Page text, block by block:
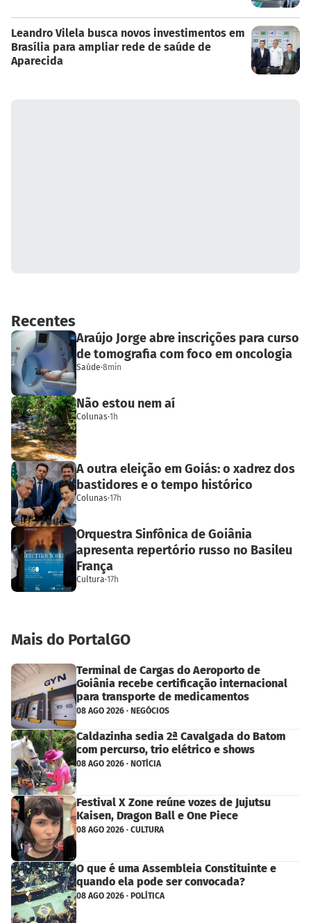
Leandro Vilela busca novos investimentos em
Brasília para ampliar rede de saúde de
Aparecida
Recentes
Araújo Jorge abre inscrições para curso
de tomografia com foco em oncologia
Saúde·8min
Não estou nem aí
Colunas·1h
A outra eleição em Goiás: o xadrez dos
bastidores e o tempo histórico
Colunas·17h
Orquestra Sinfônica de Goiânia
apresenta repertório russo no Basileu
França
Cultura·17h
Mais do PortalGO
Terminal de Cargas do Aeroporto de
Goiânia recebe certificação internacional
para transporte de medicamentos
08 AGO 2026 · NEGÓCIOS
Caldazinha sedia 2ª Cavalgada do Batom
com percurso, trio elétrico e shows
08 AGO 2026 · NOTÍCIA
Festival X Zone reúne vozes de Jujutsu
Kaisen, Dragon Ball e One Piece
08 AGO 2026 · CULTURA
O que é uma Assembleia Constituinte e
quando ela pode ser convocada?
08 AGO 2026 · POLÍTICA